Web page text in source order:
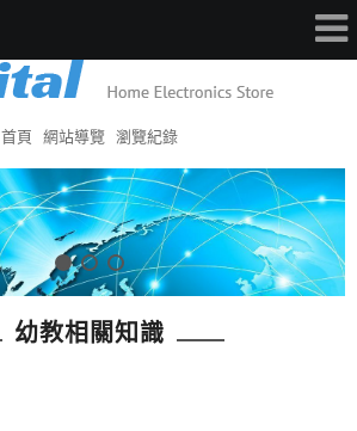
首頁 網站導覽 瀏覽紀錄
幼教相關知識